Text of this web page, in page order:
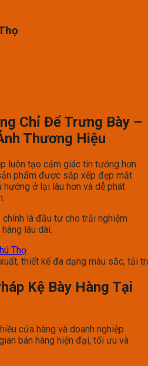
Chỉ Để Trưng Bày –
Thương Hiệu
luôn tạo cảm giác tin tưởng hơn
phẩm được sắp xếp đẹp mắt
hướng ở lại lâu hơn và dễ phát
là đầu tư cho trải nghiệm
lâu dài.
thiết kế đa dạng màu sắc, tải
Kệ Bày Hàng Tại
cửa hàng và doanh nghiệp
bán hàng hiện đại, tối ưu và